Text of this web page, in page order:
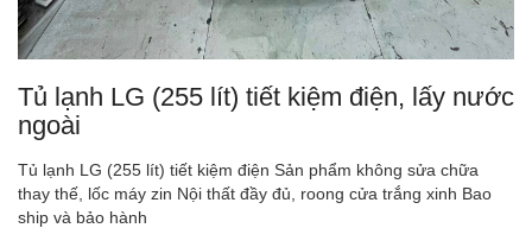
Tủ lạnh LG (255 lít) tiết kiệm điện, lấy nước
ngoài
Tủ lạnh LG (255 lít) tiết kiệm điện Sản phẩm không sửa chữa
thay thế, lốc máy zin Nội thất đầy đủ, roong cửa trắng xinh Bao
ship và bảo hành